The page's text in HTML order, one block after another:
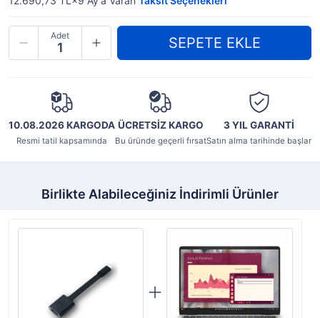
Adet
10.08.2026 KARGODA
Resmi tatil kapsamında
ÜCRETSİZ KARGO
Bu üründe geçerli fırsat
3 YILGARANTİ
Satın alma tarihinde başlar
Birlikte Alabileceğiniz İndirimli Ürünler